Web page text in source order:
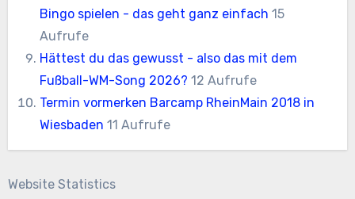
Bingo spielen - das geht ganz einfach 15
Aufrufe
Hättest du das gewusst - also das mit dem
Fußball-WM-Song 2026? 12 Aufrufe
Termin vormerken Barcamp RheinMain 2018 in
Wiesbaden 11 Aufrufe
Website Statistics